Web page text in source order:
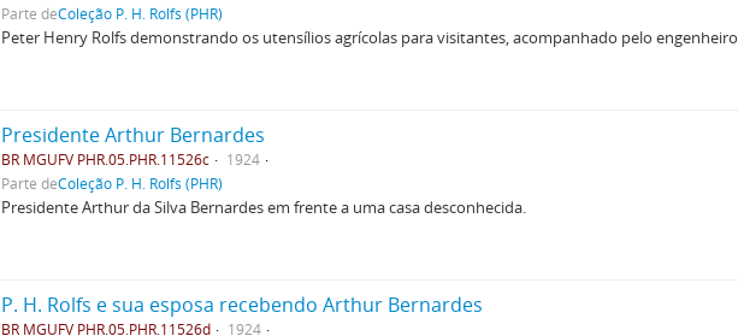
Parte deColeção P. H. Rolfs (PHR)
Peter Henry Rolfs demonstrando os utensílios agrícolas para visitantes, acompanhado pelo
Presidente Arthur Bernardes
BR MGUFV PHR.05.PHR.11526c
1924
Parte deColeção P. H. Rolfs (PHR)
Presidente Arthur da Silva Bernardes em frente a uma casa desconhecida.
P. H. Rolfs e sua esposa recebendo Arthur Bernardes
BR MGUFV PHR.05.PHR.11526d
1924